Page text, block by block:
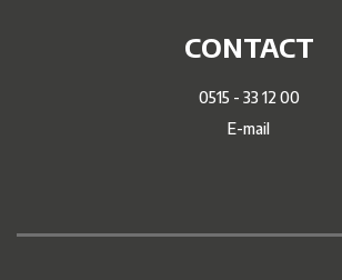
CONTACT
0515 - 33 12 00
E-mail